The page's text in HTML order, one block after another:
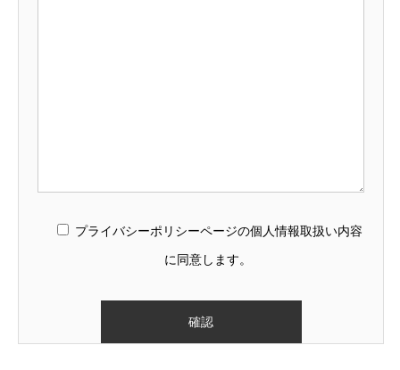
プライバシーポリシーページの個人情報取扱い内容
に同意します。